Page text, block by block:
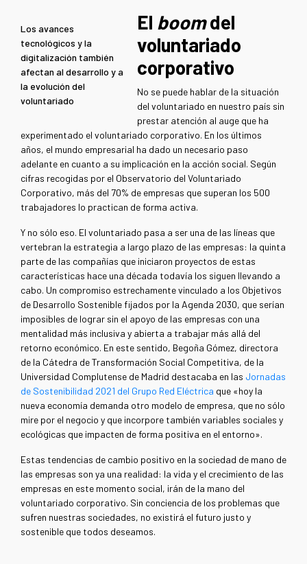
Los avances
tecnológicos y la
digitalización también
afectan al desarrollo y a
la evolución del
voluntariado
El boomdel
voluntariado
corporativo
No se puede hablar de la situación
del voluntariado en nuestro país sin
prestar atención al auge que ha
experimentado el voluntariado corporativo. En los últimos
años, el mundo empresarial ha dado un necesario paso
adelante en cuanto a su implicación en la acción social. Según
cifras recogidas por el Observatorio del Voluntariado
Corporativo, más del 70% de empresas que superan los 500
trabajadores lo practican de forma activa.
Y no sólo eso. El voluntariado pasa a ser una de las líneas que
vertebran la estrategia a largo plazo de las empresas: la quinta
parte de las compañías que iniciaron proyectos de estas
características hace una década todavía los siguen llevando a
cabo. Un compromiso estrechamente vinculado a los Objetivos
de Desarrollo Sostenible fijados por la Agenda 2030, que serían
imposibles de lograr sin el apoyo de las empresas con una
mentalidad más inclusiva y abierta a trabajar más allá del
retorno económico. En este sentido, Begoña Gómez, directora
de la Cátedra de Transformación Social Competitiva, de la
Universidad Complutense de Madrid destacaba en las Jornadas
de Sostenibilidad 2021 del Grupo Red Eléctrica que «hoy la
nueva economía demanda otro modelo de empresa, que no sólo
mire por el negocio y que incorpore también variables sociales y
ecológicas que impacten de forma positiva en el entorno».
Estas tendencias de cambio positivo en la sociedad de mano de
las empresas son ya una realidad: la vida y el crecimiento de las
empresas en este momento social, irán de la mano del
voluntariado corporativo. Sin conciencia de los problemas que
sufren nuestras sociedades, no existirá el futuro justo y
sostenible que todos deseamos.